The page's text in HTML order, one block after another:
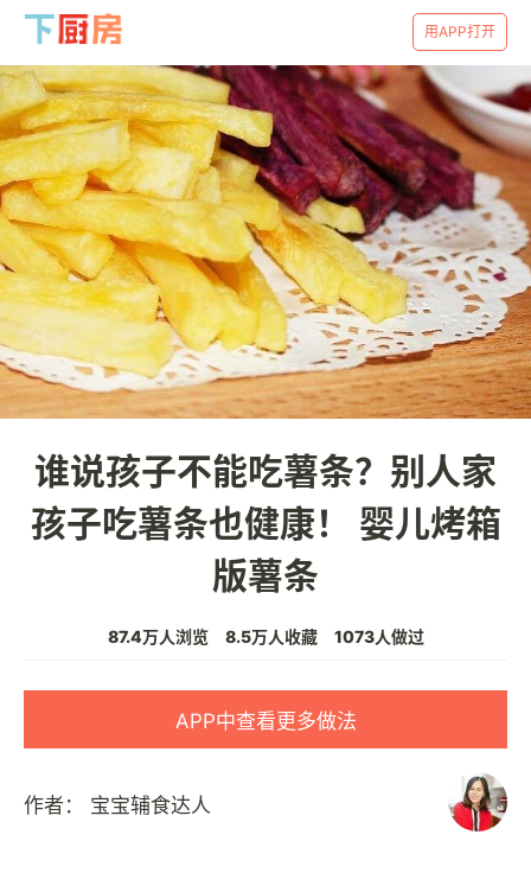
用APP打开
谁说孩子不能吃薯条？别人家
孩子吃薯条也健康！ 婴儿烤箱
版薯条
87.4万人浏览 8.5万人收藏 1073人做过
APP中查看更多做法
作者： 宝宝辅食达人